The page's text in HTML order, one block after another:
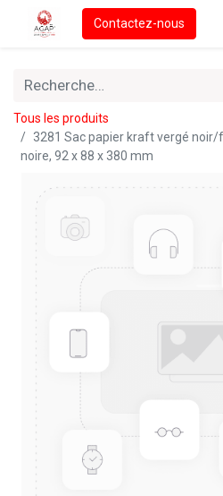
Contactez-nous
Tous les produits
3281 Sac papier kraft vergé
noire, 92 x 88 x 380 mm